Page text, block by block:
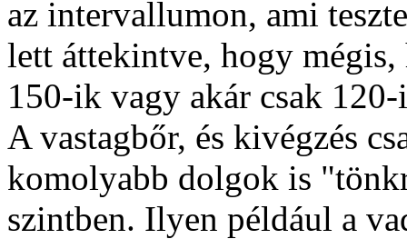
az intervallumon, ami
lett áttekintve, hogy
150-ik vagy akár csak
A vastagbőr, és kivégzés
komolyabb dolgok is
szintben. Ilyen például a